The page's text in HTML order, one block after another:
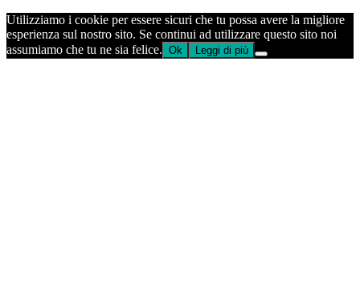
Utilizziamo i cookie per essere sicuri che tu possa avere la migliore
esperienza sul nostro sito. Se continui ad utilizzare questo sito noi
assumiamo che tu ne sia felice. Ok Leggi di più